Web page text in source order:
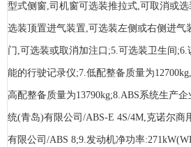
型式侧窗,司机窗可选装推拉式,可取消或
选装顶置进气装置,可选装左侧或右侧进气
门,可选装或取消加注口;5.可选装卫生间
能的行驶记录仪;7.低配整备质量为
高配整备质量为13790kg;8.ABS系统生产
统(青岛)有限公司/ABS-E 4S/4M,克诺尔商
有限公司/ABS 8;9.发动机净功率